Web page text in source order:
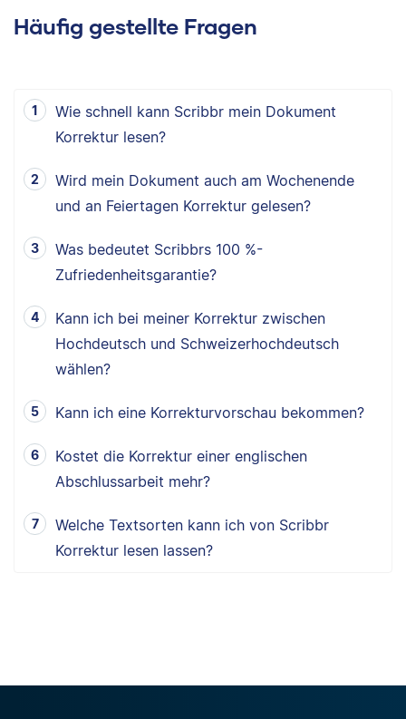
Häufig gestellte Fragen
Wie schnell kann Scribbr mein Dokument
Korrektur lesen?
Wird mein Dokument auch am Wochenende
und an Feiertagen Korrektur gelesen?
Was bedeutet Scribbrs 100 %-
Zufriedenheitsgarantie?
Kann ich bei meiner Korrektur zwischen
Hochdeutsch und Schweizerhochdeutsch
wählen?
Kann ich eine Korrekturvorschau bekommen?
Kostet die Korrektur einer englischen
Abschlussarbeit mehr?
Welche Textsorten kann ich von Scribbr
Korrektur lesen lassen?